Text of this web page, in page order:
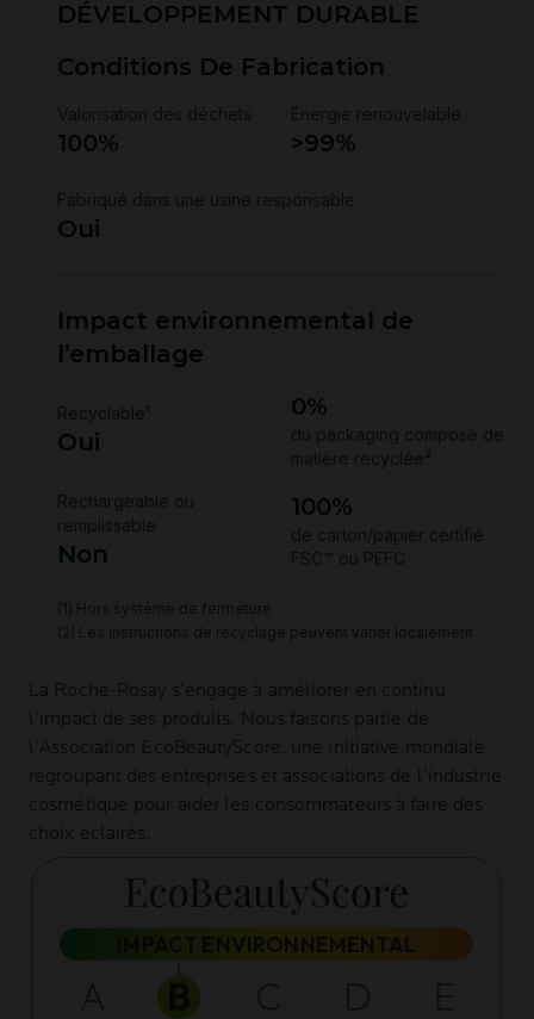
La Roche-Posay s’engage à améliorer en continu
l’impact de ses produits. Nous faisons partie de
l’Association EcoBeautyScore
, une initiative mondiale
regroupant des entreprises et associations de l’industrie
cosmétique pour aider les consommateurs à faire des
choix éclairés.
IMPACT ENVIRONNEMENTAL